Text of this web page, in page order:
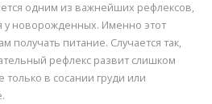
одним из важнейших рефлексов,
у новорожденных. Именно этот
получать питание. Случается так,
рефлекс развит слишком
в сосании груди или